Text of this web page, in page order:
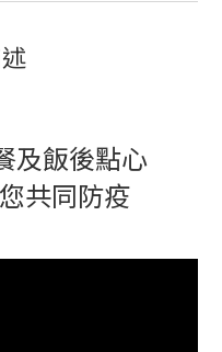
及飯後點心
共同防疫